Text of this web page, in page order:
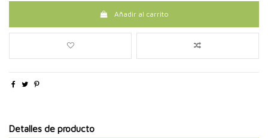
Añadir al carrito
Detalles de producto